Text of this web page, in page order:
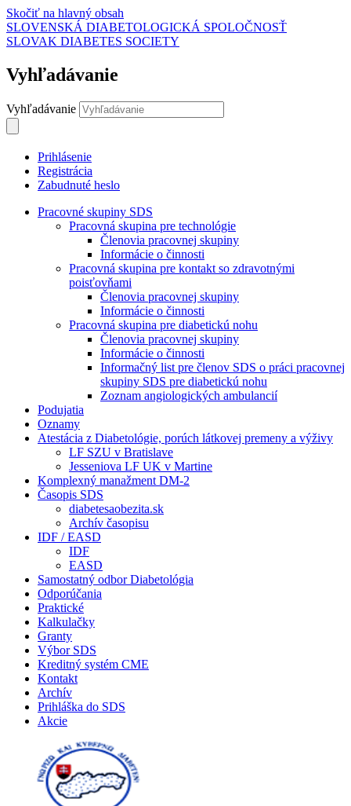
Skočiť na hlavný obsah
SLOVENSKÁ DIABETOLOGICKÁ SPOLOČNOSŤ
SLOVAK DIABETES SOCIETY
Vyhľadávanie
Vyhľadávanie
Prihlásenie
Registrácia
Zabudnuté heslo
Pracovné skupiny SDS
Pracovná skupina pre technológie
Členovia pracovnej skupiny
Informácie o činnosti
Pracovná skupina pre kontakt so zdravotnými
poisťovňami
Členovia pracovnej skupiny
Informácie o činnosti
Pracovná skupina pre diabetickú nohu
Členovia pracovnej skupiny
Informácie o činnosti
Informačný list pre členov SDS o práci pracovnej
skupiny SDS pre diabetickú nohu
Zoznam angiologických ambulancií
Podujatia
Oznamy
Atestácia z Diabetológie, porúch látkovej premeny a výživy
LF SZU v Bratislave
Jesseniova LF UK v Martine
Komplexný manažment DM-2
Časopis SDS
diabetesaobezita.sk
Archív časopisu
IDF / EASD
IDF
EASD
Samostatný odbor Diabetológia
Odporúčania
Praktické
Kalkulačky
Granty
Výbor SDS
Kreditný systém CME
Kontakt
Archív
Prihláška do SDS
Akcie